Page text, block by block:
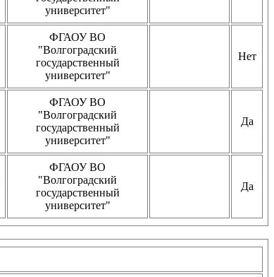
университет"
ФГАОУ ВО
"Волгоградский
государственный
университет"
Нет
ФГАОУ ВО
"Волгоградский
государственный
университет"
Да
ФГАОУ ВО
"Волгоградский
государственный
университет"
Да